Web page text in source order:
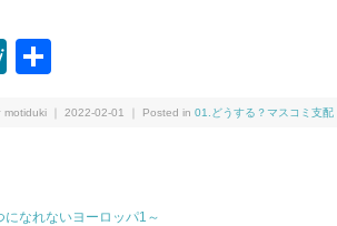
MeWe
motiduki ｜ 2022-02-01 ｜ Posted in 01.どうする？マスコミ支配
になれないヨーロッパ1～